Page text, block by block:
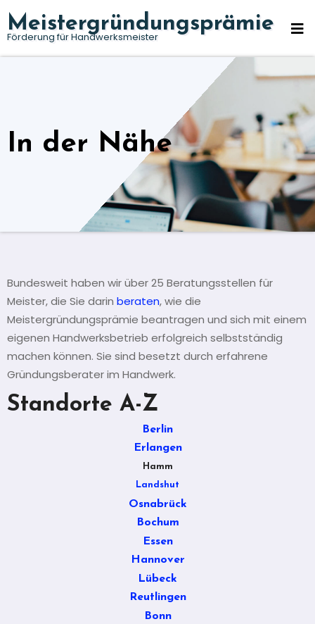
Zum
Inhalt
Meistergründungsprämie
Förderung für Handwerksmeister
In der Nähe
Bundesweit haben wir über 25 Beratungsstellen für
Meister, die Sie darin beraten, wie die
Meistergründungsprämie beantragen und sich mit einem
eigenen Handwerksbetrieb erfolgreich selbstständig
machen können. Sie sind besetzt durch erfahrene
Gründungsberater im Handwerk.
Standorte A-Z
Berlin
Erlangen
Hamm
Landshut
Osnabrück
Bochum
Essen
Hannover
Lübeck
Reutlingen
Bonn